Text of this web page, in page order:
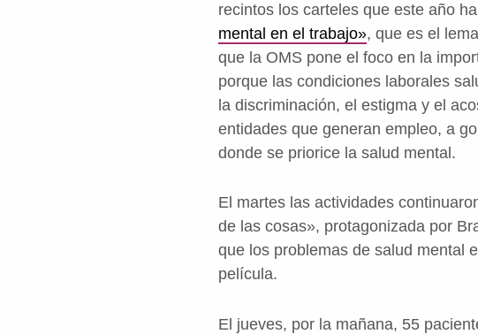
recintos los carteles que este año
mental en el trabajo», que es el
que la OMS pone el foco en la
porque las condiciones laborales
la discriminación, el estigma y el
entidades que generan empleo, a
donde se priorice la salud mental.
El martes las actividades
de las cosas», protagonizada por
que los problemas de salud mental
película.
El jueves, por la mañana, 55